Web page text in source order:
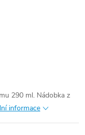
290 ml. Nádobka z
informace